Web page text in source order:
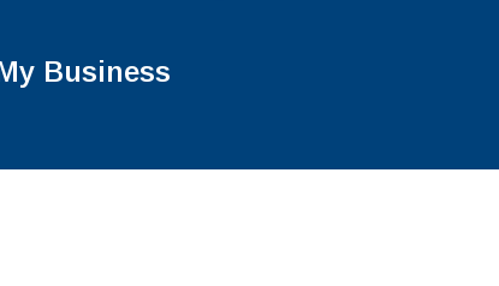
Business